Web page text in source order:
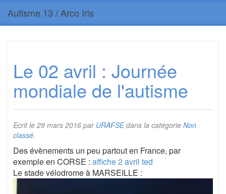
Autisme 13 / Arco Iris
Le 02 avril : Journée
mondiale de l'autisme
Ecrit le 29 mars 2016 par URAFSEdans la catégorie Non
classé.
Des évènements un peu partout en France, par
exemple en CORSE : affiche 2 avril ted
Le stade vélodrome à MARSEILLE :